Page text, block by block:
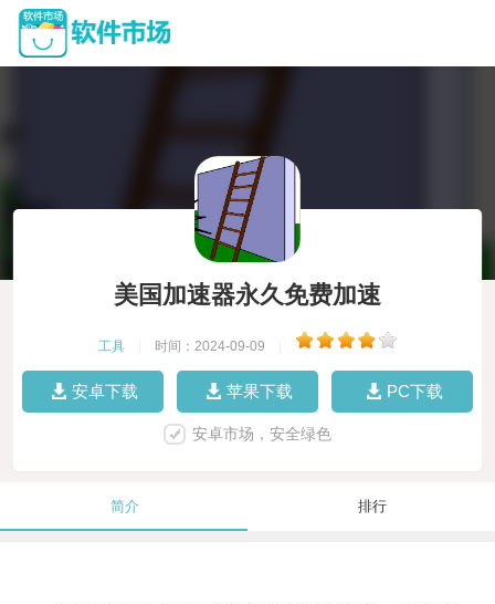
美国加速器永久免费加速
工具 时间：2024-09-09
安卓下载 苹果下载 PC下载
安卓市场，安全绿色
简介 排行